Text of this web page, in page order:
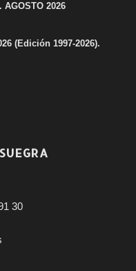
2026
(Edición 1997-2026).
30